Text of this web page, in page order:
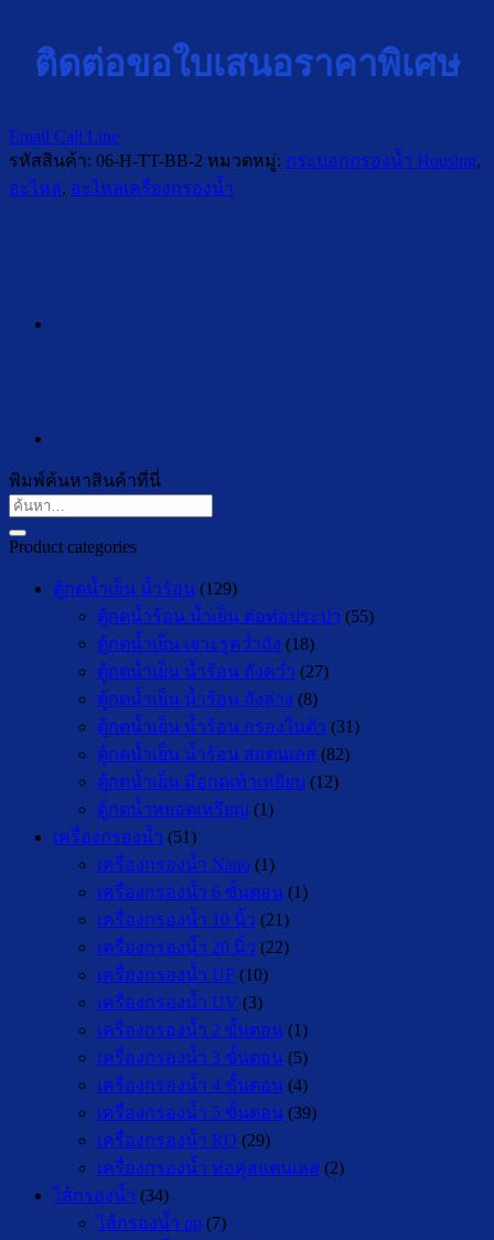
ติดต่อขอใบเสนอราคาพิเศษ
Email Call Line
รหัสสินค้า: 06-H-TT-BB-2 หมวดหมู่: กระบอกกรองน้ำ Housing,
อะไหล่, อะไหล่เครื่องกรองน้ำ
พิมพ์ค้นหาสินค้าที่นี่
ค้นหา:
Product categories
ตู้กดน้ำเย็น น้ำร้อน (129)
ตู้กดน้ำร้อน น้ำเย็น ต่อท่อประปา (55)
ตู้กดน้ำเย็น เจาะรูคว่ำถัง (18)
ตู้กดน้ำเย็น น้ำร้อน ถังคว่ำ (27)
ตู้กดน้ำเย็น น้ำร้อน ถังล่าง (8)
ตู้กดน้ำเย็น น้ำร้อน กรองในตัว (31)
ตู้กดน้ำเย็น น้ำร้อน สแตนเลส (82)
ตู้กดน้ำเย็น มือกดเท้าเหยียบ (12)
ตู้กดน้ำหยอดเหรียญ (1)
เครื่องกรองน้ำ (51)
เครื่องกรองน้ำ Nano (1)
เครื่องกรองน้ำ 6 ขั้นตอน (1)
เครื่องกรองน้ำ 10 นิ้ว (21)
เครื่องกรองน้ำ 20 นิ้ว (22)
เครื่องกรองน้ำ UF (10)
เครื่องกรองน้ำ UV (3)
เครื่องกรองน้ำ 2 ขั้นตอน (1)
เครื่องกรองน้ำ 3 ขั้นตอน (5)
เครื่องกรองน้ำ 4 ขั้นตอน (4)
เครื่องกรองน้ำ 5 ขั้นตอน (39)
เครื่องกรองน้ำ RO (29)
เครื่องกรองน้ำ ท่อคู่สแตนเลส (2)
ไส้กรองน้ำ (34)
ไส้กรองน้ำ pp (7)